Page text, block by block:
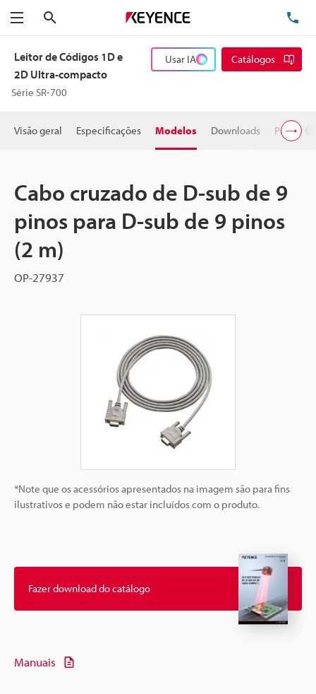
Menu
Leitor de Códigos 1D e
2D Ultra-compacto
Série SR-700
Usar IA Catálogos
Visão geral Especificações Modelos Downloads Preço
Cabo cruzado de D-sub de 9
pinos para D-sub de 9 pinos
(2 m)
OP-27937
*Note que os acessórios apresentados na imagem são para fins
ilustrativos e podem não estar incluídos com o produto.
Fazer download do catálogo
Manuais